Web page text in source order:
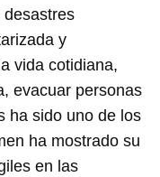
desastres
y
vida cotidiana,
evacuar personas
ha sido uno de los
ha mostrado su
en las